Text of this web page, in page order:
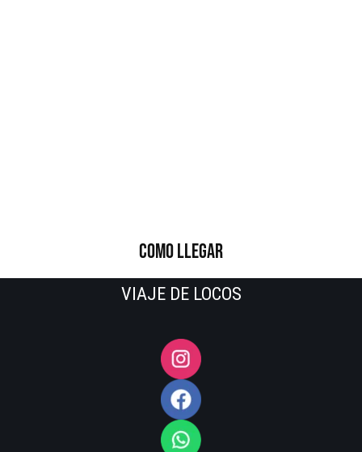
COMO LLEGAR
VIAJE DE LOCOS